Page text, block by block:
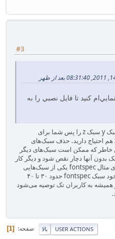
#3
کنيد تا فايل نصبي را به
سبک x سبک y را فرا می‌خواند و سبک y سبک z را پس شما برای
فراخوانی سبک x به سبک‌های y و z هم احتیاج دارید. حذف سبک‌های
خاطر که ممکن است سبک‌های دیگر
بدون آنها دچار نقص شود و دیگر کار
نکند سوماً کار پردردسری است برای مثال fontspec یکی از سبک‌هایی
است که زی‌پرشین فرامی‌خواند و خود سبک fontspec حدود ۳۰ تا ۴۰
همیشه به کاربران تک توصیه می‌شود
بالا صفحه 1 USER ACTIONS